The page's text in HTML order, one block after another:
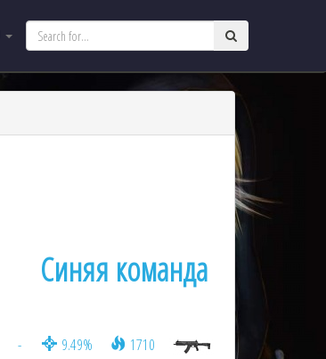
Синяя команда
- 9.49% 1710